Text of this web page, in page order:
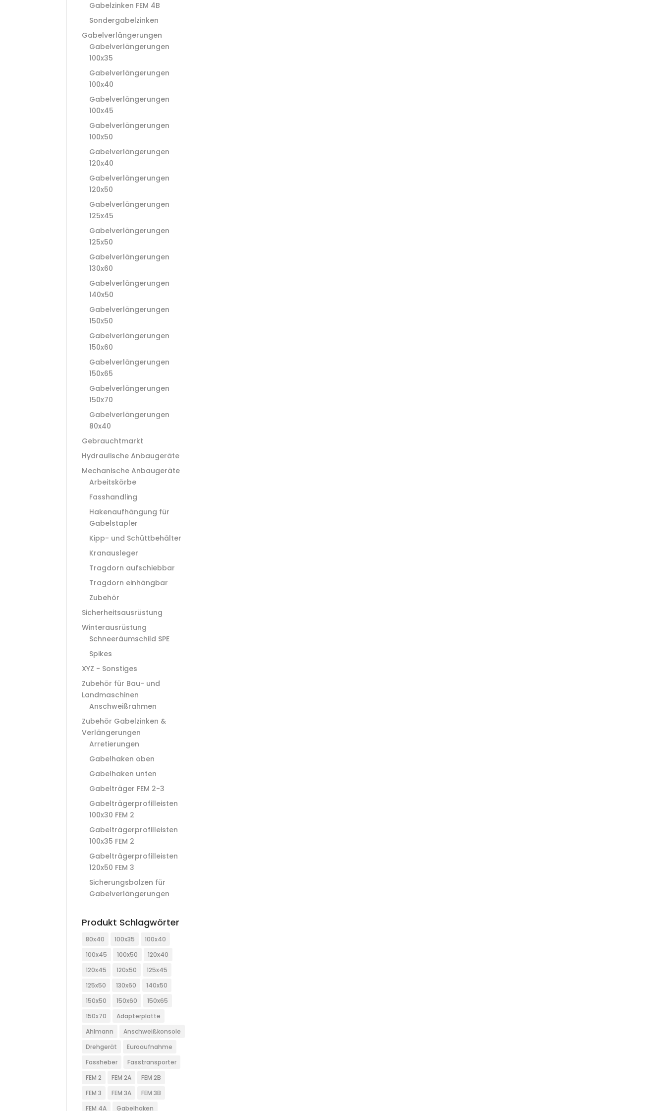
Gabelzinken FEM 4B
Sondergabelzinken
Gabelverlängerungen
Gabelverlängerungen
100x35
Gabelverlängerungen
100x40
Gabelverlängerungen
100x45
Gabelverlängerungen
100x50
Gabelverlängerungen
120x40
Gabelverlängerungen
120x50
Gabelverlängerungen
125x45
Gabelverlängerungen
125x50
Gabelverlängerungen
130x60
Gabelverlängerungen
140x50
Gabelverlängerungen
150x50
Gabelverlängerungen
150x60
Gabelverlängerungen
150x65
Gabelverlängerungen
150x70
Gabelverlängerungen
80x40
Gebrauchtmarkt
Hydraulische Anbaugeräte
Mechanische Anbaugeräte
Arbeitskörbe
Fasshandling
Hakenaufhängung für
Gabelstapler
Kipp- und Schüttbehälter
Kranausleger
Tragdorn aufschiebbar
Tragdorn einhängbar
Zubehör
Sicherheitsausrüstung
Winterausrüstung
Schneeräumschild SPE
Spikes
XYZ - Sonstiges
Zubehör für Bau- und
Landmaschinen
Anschweißrahmen
Zubehör Gabelzinken &
Verlängerungen
Arretierungen
Gabelhaken oben
Gabelhaken unten
Gabelträger FEM 2-3
Gabelträgerprofilleisten
100x30 FEM 2
Gabelträgerprofilleisten
100x35 FEM 2
Gabelträgerprofilleisten
120x50 FEM 3
Sicherungsbolzen für
Gabelverlängerungen
Produkt Schlagwörter
80x40 100x35
100x40
100x45
100x50
120x40
120x45
120x50
125x45
125x50
130x60
140x50
150x50
150x60
150x65
150x70
Adapterplatte
Ahlmann
Anschweißkonsole
Drehgerät
Euroaufnahme
Fassheber
Fasstransporter
FEM 2
FEM 2A
FEM 2B
FEM 3
FEM 3A
FEM 3B
FEM 4A
Gabelhaken